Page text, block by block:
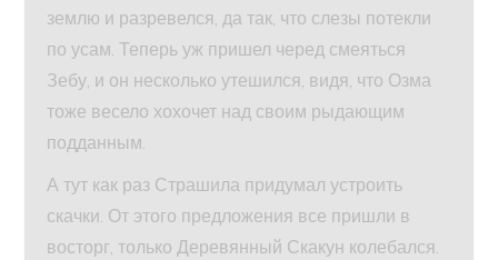
землю и разревелся, да так, что слезы потекли
по усам. Теперь уж пришел черед смеяться
Зебу, и он несколько утешился, видя, что Озма
тоже весело хохочет над своим рыдающим
подданным.
А тут как раз Страшила придумал устроить
скачки. От этого предложения все пришли в
восторг, только Деревянный Скакун колебался.